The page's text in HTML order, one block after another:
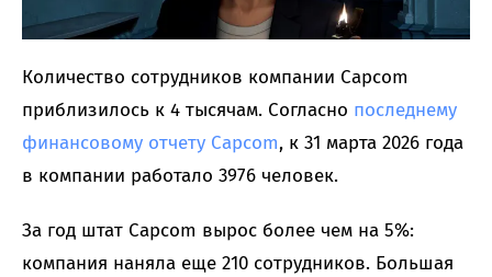
Количество сотрудников компании Capcom
приблизилось к 4 тысячам. Согласно последнему
финансовому отчету Capcom, к 31 марта 2026 года
в компании работало 3976 человек.
За год штат Capcom вырос более чем на 5%:
компания наняла еще 210 сотрудников. Большая